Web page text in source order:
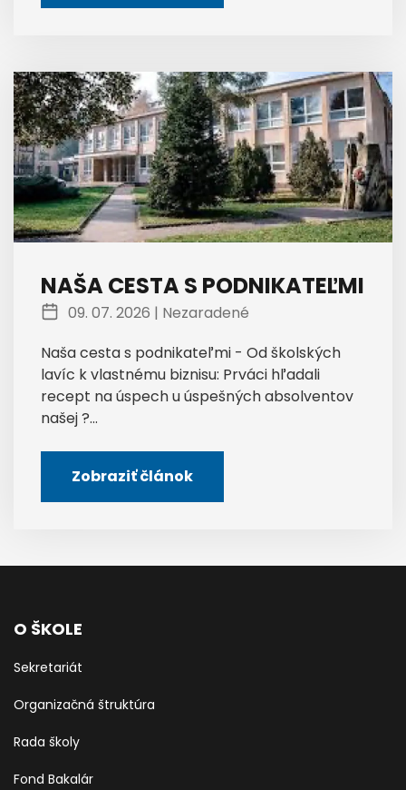
NAŠA CESTA S PODNIKATEĽMI
09. 07. 2026 | Nezaradené
Naša cesta s podnikateľmi - Od školských
lavíc k vlastnému biznisu: Prváci hľadali
recept na úspech u úspešných absolventov
našej ?...
Zobraziť článok
O ŠKOLE
Sekretariát
Organizačná štruktúra
Rada školy
Fond Bakalár